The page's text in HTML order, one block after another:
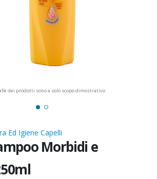
dei prodotti sono a solo scopo dimostrativo
Ed Igiene Capelli
Morbidi e